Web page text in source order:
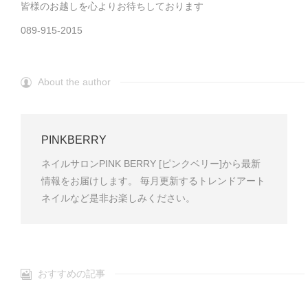
皆様のお越しを心よりお待ちしております
089-915-2015
About the author
PINKBERRY
ネイルサロンPINK BERRY [ピンクベリー]から最新
情報をお届けします。 毎月更新するトレンドアート
ネイルなど是非お楽しみください。
おすすめの記事